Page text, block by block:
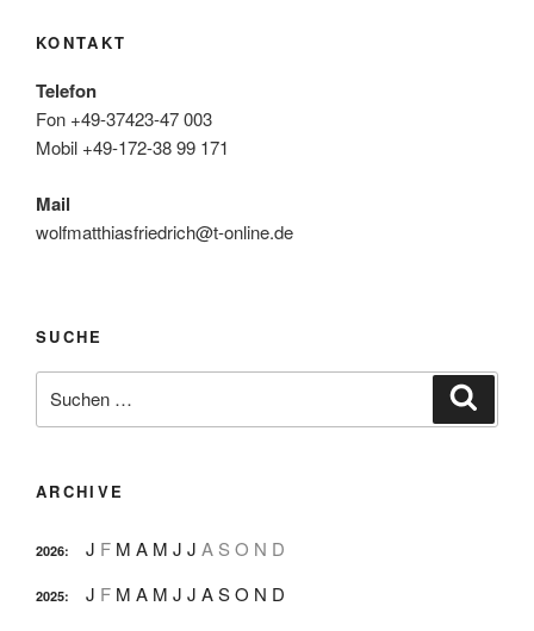
KONTAKT
Telefon
Fon +49-37423-47 003
Mobil +49-172-38 99 171
Mail
wolfmatthiasfriedrich@t-online.de
SUCHE
nach:
ARCHIVE
2026: J F M A M J J A S O N D
2025: J F M A M J J ASO N D